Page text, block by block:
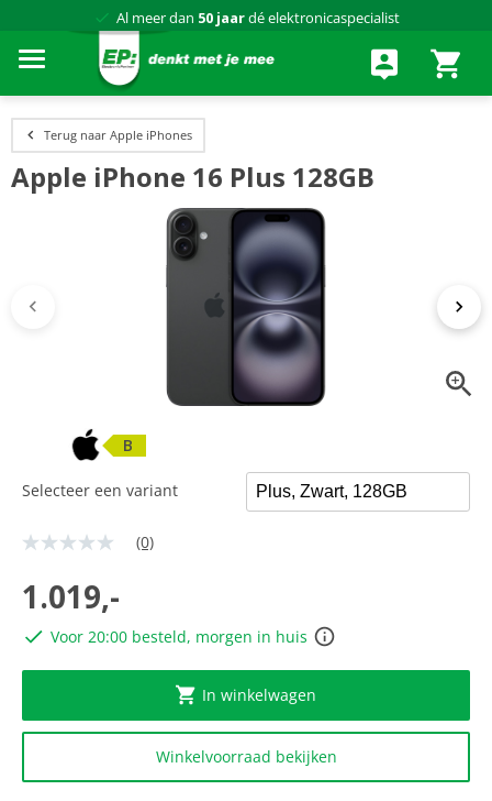
Al meer dan 50 jaardé elektronicaspecialist
Terug naar Apple iPhones
Apple iPhone 16 Plus 128GB
Geen
Dezelfde
paginalink.
(0)
1.019,-
Voor 20:00 besteld, morgen in huis
Selecteer een variant
In winkelwagen
Winkelvoorraad bekijken
B